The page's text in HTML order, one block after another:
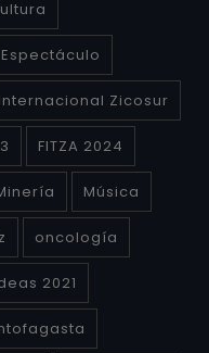
Espectáculo
Zicosur
FITZA 2024
Música
oncología
2021